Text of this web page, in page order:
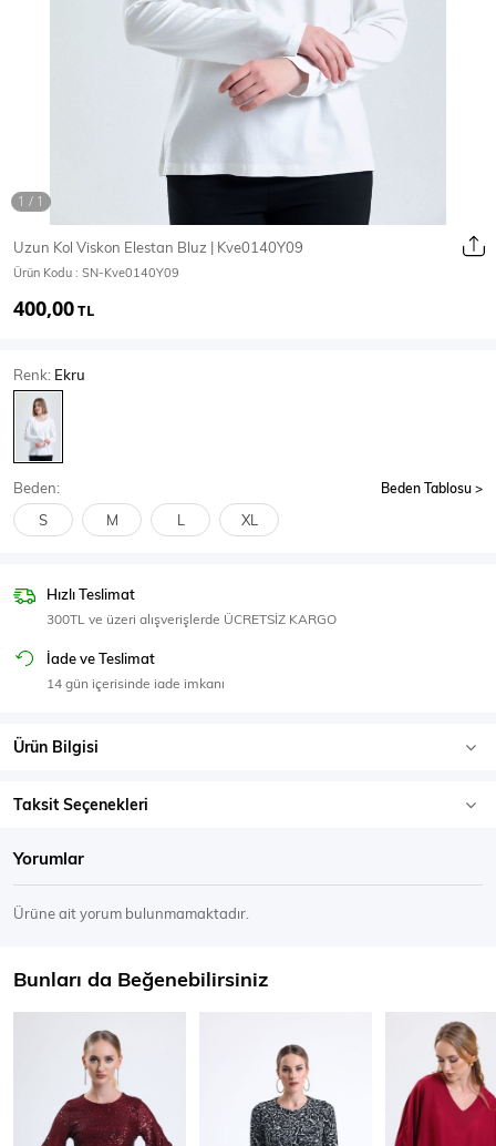
Mont & Kaban Yağmurluk
T-Shirt
Body
SPOR GİYİM
Eşofman Üstü
Uzun Kol Viskon Elestan Bluz | Kve0140Y09
Ürün Kodu : SN-Kve0140Y09
400,00TL
Renk: Ekru
Beden: Beden Tablosu
S M L XL
Hızlı Teslimat
300TL ve üzeri alışverişlerde ÜCRETSİZ KARGO
İade ve Teslimat
14 gün içerisinde iade imkanı
Ürün Bilgisi
Taksit Seçenekleri
Yorumlar
Ürüne ait yorum bulunmamaktadır.
Bunları da Beğenebilirsiniz